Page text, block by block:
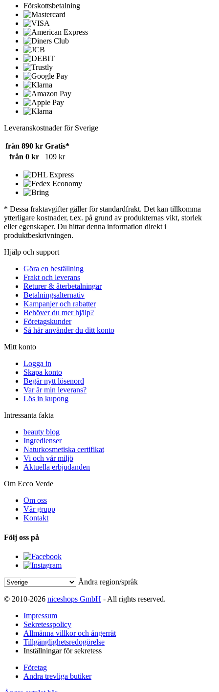
Förskottsbetalning
Leveranskostnader för Sverige
från 890 kr Gratis*
från 0 kr
109 kr
* Dessa fraktavgifter gäller för standardfrakt. Det kan tillkomma
ytterligare kostnader, t.ex. på grund av produkternas vikt, storlek
eller egenskaper. Du hittar denna information direkt i
produktbeskrivningen.
Hjälp och support
Göra en beställning
Frakt och leverans
Returer & återbetalningar
Betalningsalternativ
Kampanjer och rabatter
Behöver du mer hjälp?
Företagskunder
Så här använder du ditt konto
Mitt konto
Logga in
Skapa konto
Begär nytt lösenord
Var är min leverans?
Lös in kupong
Intressanta fakta
beauty blog
Ingredienser
Naturkosmetiska certifikat
Vi och vår miljö
Aktuella erbjudanden
Om Ecco Verde
Om oss
Vår grupp
Kontakt
Följ oss på
Ändra region/språk
© 2010-2026 niceshops GmbH - All rights reserved.
Impressum
Sekretesspolicy
Allmänna villkor och ångerrät
Tillgänglighetsredogörelse
Inställningar för sekretess
Företag
Andra trevliga butiker